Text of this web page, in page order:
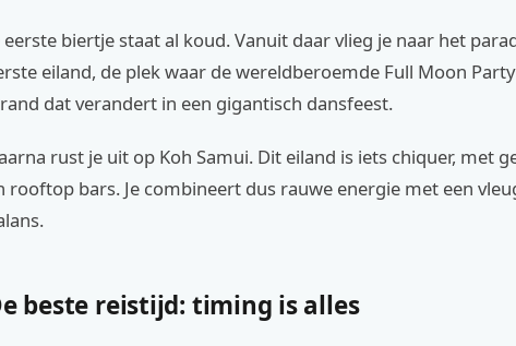
eerste biertje staat al koud. Vanuit daar vlieg je naar het
eiland, de plek waar de wereldberoemde Full Moon
dat verandert in een gigantisch dansfeest.
rust je uit op Koh Samui. Dit eiland is iets chiquer, met
rooftop bars. Je combineert dus rauwe energie met een
beste reistijd: timing is alles